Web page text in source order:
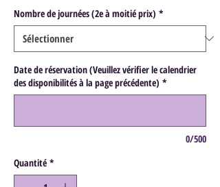
Nombre de journées (2e à moitié prix) *
Date de réservation (Veuillez vérifier le calendrier
des disponibilités à la page précédente) *
0/500
Quantité *